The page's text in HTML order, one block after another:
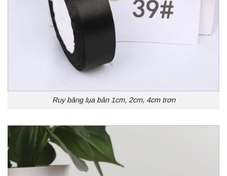
Ruy băng lụa bản 1cm, 2cm, 4cm trơn